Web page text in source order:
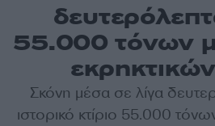
55.000 τόνων
Σκόνη μέσα σε λίγα
ιστορικό κτίριο 55.000